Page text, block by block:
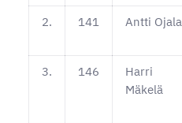
2. 141 Antti Ojala
3. 146
Harri
Mäkelä